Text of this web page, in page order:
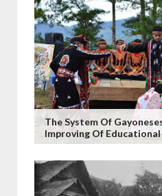
The System Of
Improving Of Educational